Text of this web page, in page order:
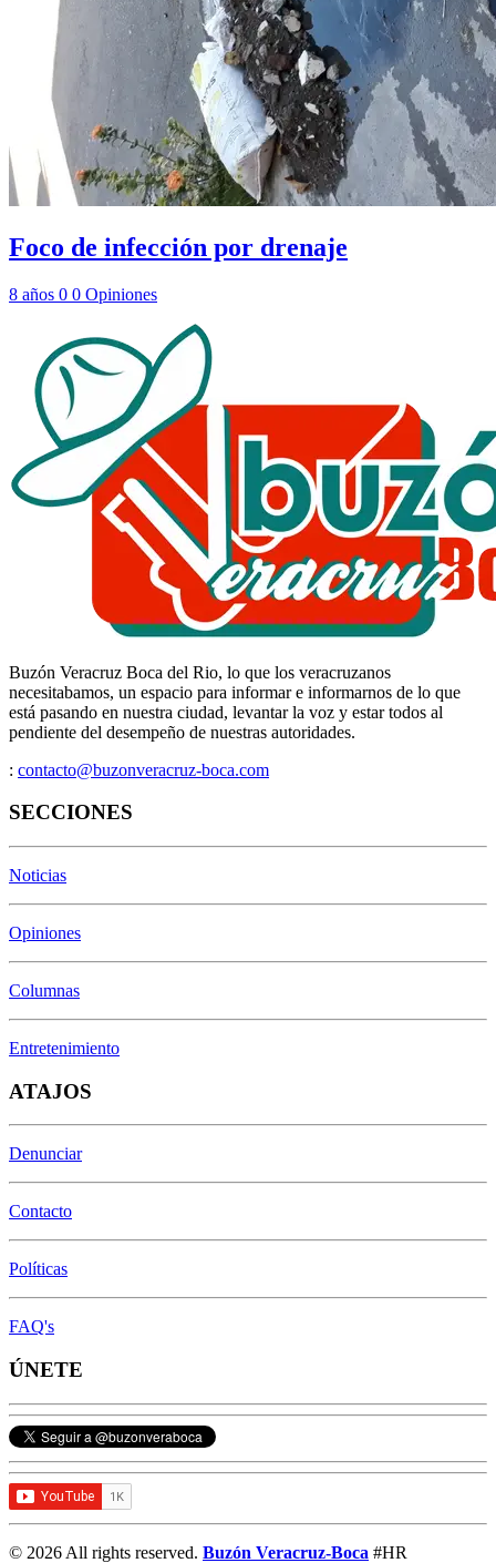
Foco de infección por drenaje
8 años 0 0 Opiniones
Buzón Veracruz Boca del Rio, lo que los veracruzanos
necesitabamos, un espacio para informar e informarnos de lo que
está pasando en nuestra ciudad, levantar la voz y estar todos al
pendiente del desempeño de nuestras autoridades.
: contacto@buzonveracruz-boca.com
SECCIONES
Noticias
Opiniones
Columnas
Entretenimiento
ATAJOS
Denunciar
Contacto
Políticas
FAQ's
ÚNETE
© 2026 All rights reserved. Buzón Veracruz-Boca #HR